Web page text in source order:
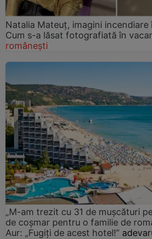
Natalia Mateuț, imagini incendiare
Cum s-a lăsat fotografiată în
românești
„M-am trezit cu 31 de mușcături
de coșmar pentru o familie de
Aur: „Fugiți de acest hotel!”